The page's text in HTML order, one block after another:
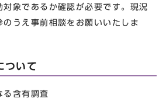
象であるか確認が必要です。現況
うえ事前相談をお願いいたしま
いて
含有調査